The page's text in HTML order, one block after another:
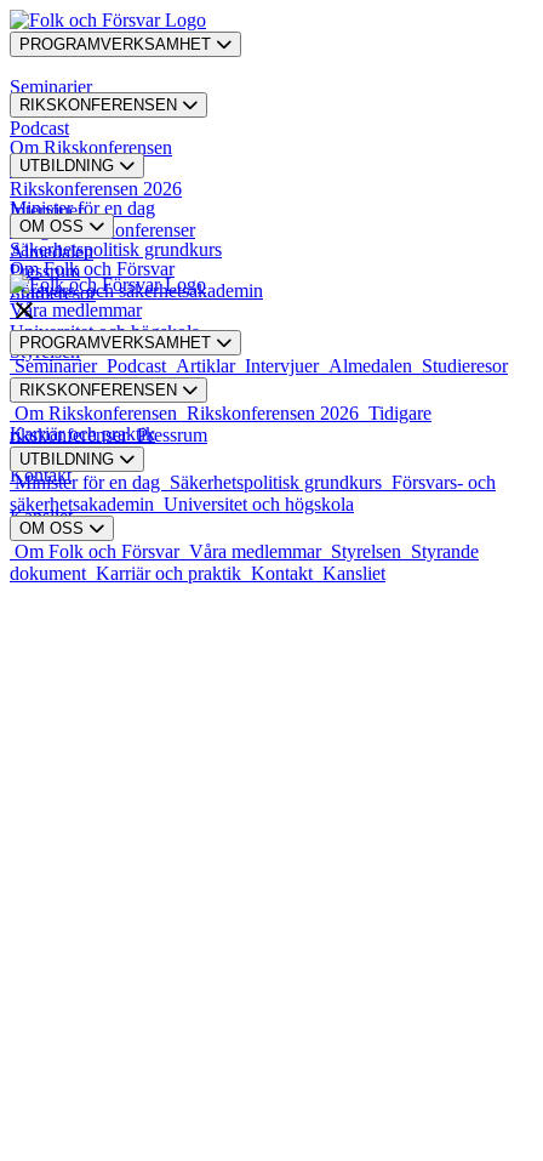
PROGRAMVERKSAMHET
Seminarier
Podcast
Artiklar
Intervjuer
Almedalen
Studieresor
RIKSKONFERENSEN
Om Rikskonferensen
Rikskonferensen 2026
Tidigare rikskonferenser
Pressrum
UTBILDNING
Minister för en dag
Säkerhetspolitisk grundkurs
Försvars- och säkerhetsakademin
Universitet och högskola
OM OSS
Om Folk och Försvar
Våra medlemmar
Styrelsen
Styrande dokument
Karriär och praktik
Kontakt
Kansliet
PROGRAMVERKSAMHET
Seminarier Podcast Artiklar Intervjuer Almedalen Studieresor
RIKSKONFERENSEN
Om Rikskonferensen Rikskonferensen 2026 Tidigare
rikskonferenserPressrum
UTBILDNING
Minister för en dag Säkerhetspolitisk grundkurs Försvars- och
säkerhetsakademin Universitet och högskola
OM OSS
Om Folk och Försvar Våra medlemmar Styrelsen Styrande
dokument Karriär och praktik Kontakt Kansliet